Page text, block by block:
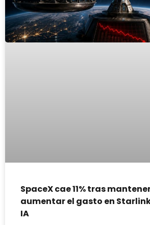
SpaceX cae 11% tras
aumentar el gasto en
IA